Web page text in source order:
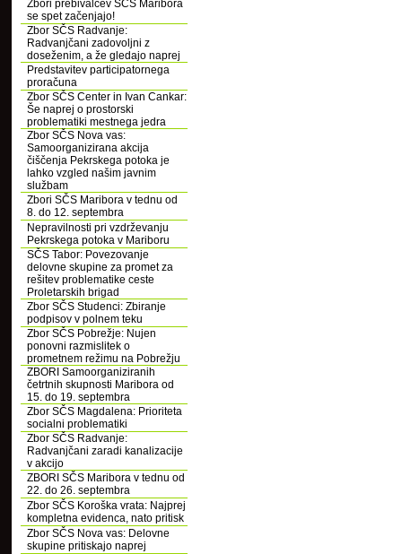
Zbori prebivalcev SČS Maribora
se spet začenjajo!
Zbor SČS Radvanje:
Radvanjčani zadovoljni z
doseženim, a že gledajo naprej
Predstavitev participatornega
proračuna
Zbor SČS Center in Ivan Cankar:
Še naprej o prostorski
problematiki mestnega jedra
Zbor SČS Nova vas:
Samoorganizirana akcija
čiščenja Pekrskega potoka je
lahko vzgled našim javnim
službam
Zbori SČS Maribora v tednu od
8. do 12. septembra
Nepravilnosti pri vzdrževanju
Pekrskega potoka v Mariboru
SČS Tabor: Povezovanje
delovne skupine za promet za
rešitev problematike ceste
Proletarskih brigad
Zbor SČS Studenci: Zbiranje
podpisov v polnem teku
Zbor SČS Pobrežje: Nujen
ponovni razmislitek o
prometnem režimu na Pobrežju
ZBORI Samoorganiziranih
četrtnih skupnosti Maribora od
15. do 19. septembra
Zbor SČS Magdalena: Prioriteta
socialni problematiki
Zbor SČS Radvanje:
Radvanjčani zaradi kanalizacije
v akcijo
ZBORI SČS Maribora v tednu od
22. do 26. septembra
Zbor SČS Koroška vrata: Najprej
kompletna evidenca, nato pritisk
Zbor SČS Nova vas: Delovne
skupine pritiskajo naprej